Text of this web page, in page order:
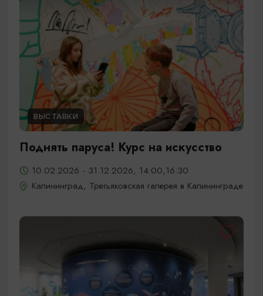
ВЫСТАВКИ
Поднять паруса! Курс на искусство
10.02.2026 - 31.12.2026, 14:00,16:30
Калининград, Третьяковская галерея в Калининграде